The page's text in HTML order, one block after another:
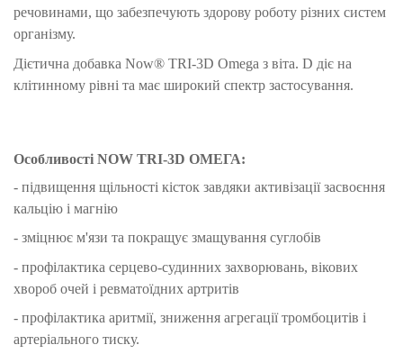
речовинами, що забезпечують здорову роботу різних систем
організму.
Дієтична добавка Now® TRI-3D Оmega з віта. D діє на
клітинному рівні та має широкий спектр застосування.
Особливості NOW TRI-3D ОМЕГА:
- підвищення щільності кісток завдяки активізації засвоєння
кальцію і магнію
- зміцнює м'язи та покращує змащування суглобів
- профілактика серцево-судинних захворювань, вікових
хвороб очей і ревматоїдних артритів
- профілактика аритмії, зниження агрегації тромбоцитів і
артеріального тиску.